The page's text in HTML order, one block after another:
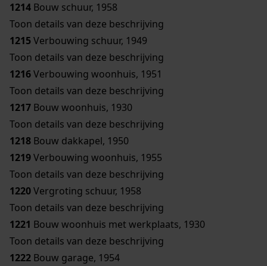
1214 Bouw schuur, 1958
Toon details van deze beschrijving
1215Verbouwing schuur, 1949
Toon details van deze beschrijving
1216Verbouwing woonhuis, 1951
Toon details van deze beschrijving
1217 Bouw woonhuis, 1930
Toon details van deze beschrijving
1218 Bouw dakkapel, 1950
1219Verbouwing woonhuis, 1955
Toon details van deze beschrijving
1220Vergroting schuur, 1958
Toon details van deze beschrijving
1221 Bouw woonhuis met werkplaats, 1930
Toon details van deze beschrijving
1222 Bouw garage, 1954